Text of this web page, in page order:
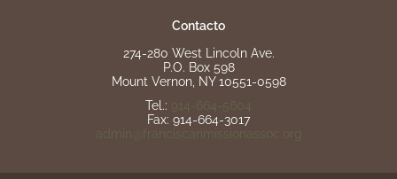
Contacto
274-280 West Lincoln Ave.
P.O. Box 598
Mount Vernon, NY 10551-0598
Tel.:
914-664-5604
Fax: 914-664-3017
admin@franciscanmissionassoc.org